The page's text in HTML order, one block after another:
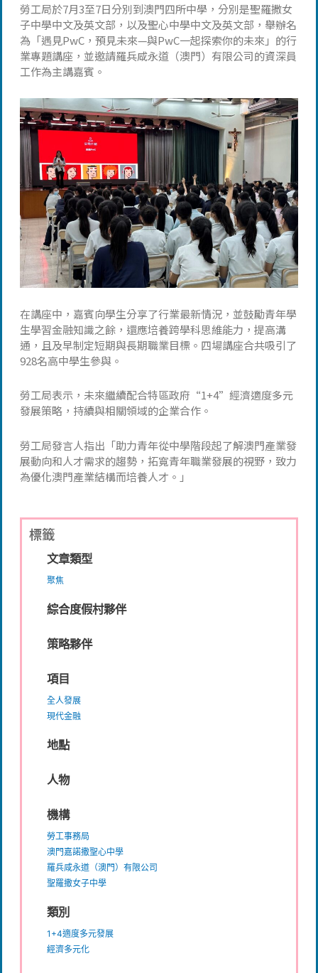
勞工局於7月3至7日分別到澳門四所中學，分別是聖羅撒女
子中學中文及英文部，以及聖心中學中文及英文部，舉辦名
為「遇見PwC，預見未來—與PwC一起探索你的未來」的行
業專題講座，並邀請羅兵咸永道（澳門）有限公司的資深員
工作為主講嘉賓。
在講座中，嘉賓向學生分享了行業最新情況，並鼓勵青年學
生學習金融知識之餘，還應培養跨學科思維能力，提高溝
通，且及早制定短期與長期職業目標。四場講座合共吸引了
928名高中學生參與。
勞工局表示，未來繼續配合特區政府“1+4”經濟適度多元
發展策略，持續與相關領域的企業合作。
勞工局發言人指出「助力青年從中學階段起了解澳門產業發
展動向和人才需求的趨勢，拓寬青年職業發展的視野，致力
為優化澳門產業結構而培養人才。」
標籤
文章類型
聚焦
綜合度假村夥伴
策略夥伴
項目
全人發展
現代金融
地點
人物
機構
勞工事務局
澳門嘉諾撒聖心中學
羅兵咸永道（澳門）有限公司
聖羅撒女子中學
類別
1+4適度多元發展
經濟多元化